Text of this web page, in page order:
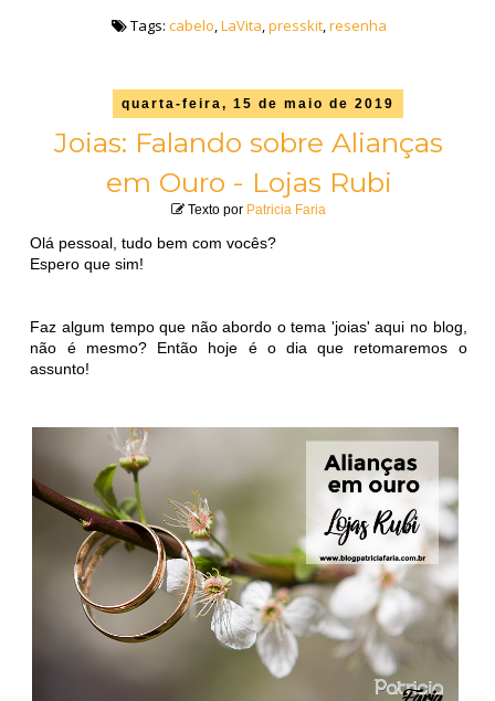
Tags: cabelo,LaVita,presskit,resenha
quarta-feira, 15 de maio de 2019
Joias: Falando sobre Alianças
em Ouro - Lojas Rubi
Texto por Patricia Faria
Olá pessoal, tudo bem com vocês?
Espero que sim!
Faz algum tempo que não abordo o tema 'joias' aqui no blog,
não é mesmo? Então hoje é o dia que retomaremos o
assunto!